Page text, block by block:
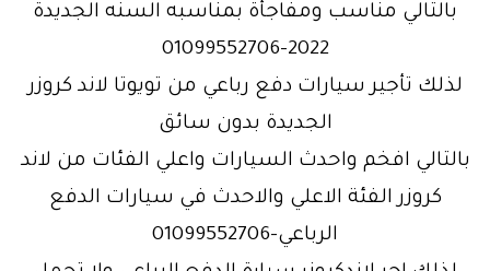
بالتالي مناسب ومفاجأة بمناسبه السنه الجديدة
2022-01099552706
لذلك تأجير سيارات دفع رباعي من تويوتا لاند كروزر
الجديدة بدون سائق
بالتالي افخم واحدث السيارات واعلي الفئات من لاند
كروزر الفئة الاعلي والاحدث في سيارات الدفع
الرباعي-01099552706